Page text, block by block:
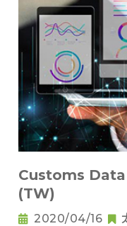
Customs
(TW)
2020/04/16